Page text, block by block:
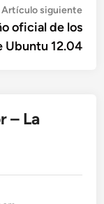
Artículo siguiente
oficial de los
Ubuntu 12.04
– La